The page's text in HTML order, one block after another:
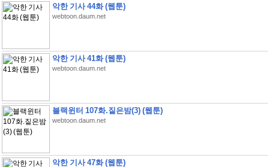
악한 기사 44화 (웹툰)
webtoon.daum.net
악한 기사 41화 (웹툰)
webtoon.daum.net
블랙윈터 107화.짙은밤(3) (웹툰)
webtoon.daum.net
악한 기사 47화 (웹툰)